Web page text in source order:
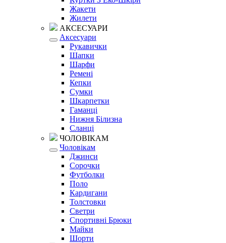
Жакети
Жилети
АКСЕСУАРИ
Аксесуари
Рукавички
Шапки
Шарфи
Ремені
Кепки
Сумки
Шкарпетки
Гаманці
Нижня Білизна
Сланці
ЧОЛОВІКАМ
Чоловікам
Джинси
Сорочки
Футболки
Поло
Кардигани
Толстовки
Светри
Спортивні Брюки
Майки
Шорти